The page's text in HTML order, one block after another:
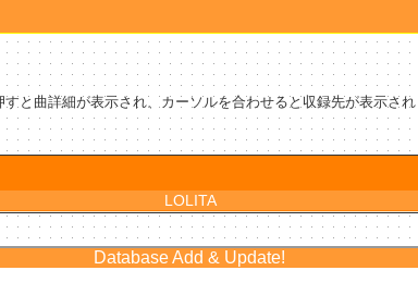
すと曲詳細が表示され、カーソルを合わせると収録先が表示さ
LOLITA
Database Add & Update!